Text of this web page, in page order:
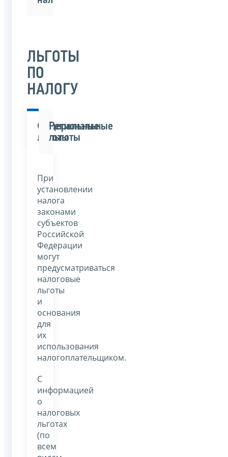
ЛЬГОТЫ
ПО
НАЛОГУ
Федеральные
льготы
Региональные
льготы
При
установлении
налога
законами
субъектов
Российской
Федерации
могут
предусматриваться
налоговые
льготы
и
основания
для
их
использования
налогоплательщиком.
С
информацией
о
налоговых
льготах
(по
всем